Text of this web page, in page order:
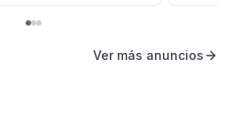
Ver más anuncios